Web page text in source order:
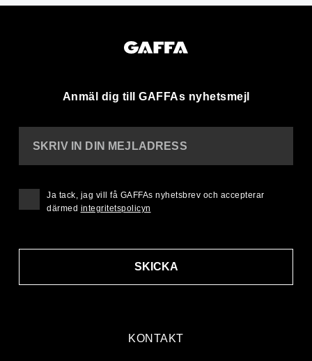
Anmäl dig till GAFFAs nyhetsmejl
KONTAKT
SKRIV IN DIN MEJLADRESS
SKICKA
Ja tack, jag vill få GAFFAs nyhetsbrev och accepterar
därmed integritetspolicyn